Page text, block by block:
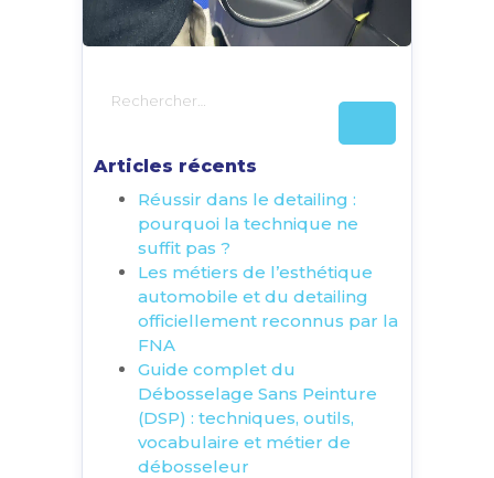
Articles récents
Réussir dans le detailing :
pourquoi la technique ne
suffit pas ?
Les métiers de l’esthétique
automobile et du detailing
officiellement reconnus par la
FNA
Guide complet du
Débosselage Sans Peinture
(DSP) : techniques, outils,
vocabulaire et métier de
débosseleur